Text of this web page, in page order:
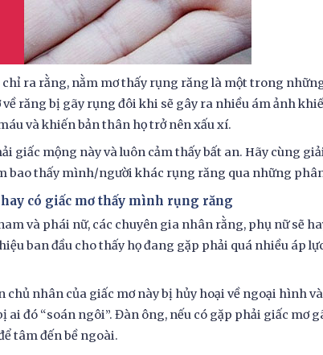
ra rằng, nằm mơ thấy rụng răng là một trong
răng bị gãy rụng đôi khi sẽ gây ra nhiều ám ảnh
và khiến bản thân họ trở nên xấu xí.
giấc mộng này và luôn cảm thấy bất an. Hãy cùng
bao thấy mình/người khác rụng răng qua những
có giấc mơ thấy mình rụng răng
và phái nữ, các chuyên gia nhân rằng, phụ nữ sẽ
ban đầu cho thấy họ đang gặp phải quá nhiều áp
chủ nhân của giấc mơ này bị hủy hoại về ngoại hình
đó “soán ngôi”. Đàn ông, nếu có gặp phải giấc mơ
tâm đến bề ngoài.